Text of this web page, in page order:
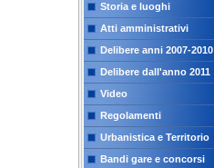
Storia e luoghi
Atti amministrativi
Delibere anni 2007-2010
Delibere dall'anno 2011
Video
Regolamenti
Urbanistica e Territorio
Bandi gare e concorsi